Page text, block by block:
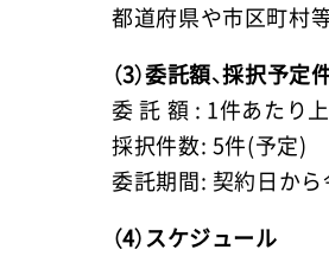
都道府県や市区町村
（3）委託額、採択予定
委 託 額 : 1件あたり
採択件数: 5件(予定)
委託期間: 契約日か
（4）スケジュール